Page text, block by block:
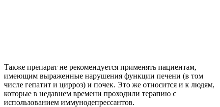
Также препарат не рекомендуется применять пациентам,
имеющим выраженные нарушения функции печени (в том
числе гепатит и цирроз) и почек. Это же относится и к людям,
которые в недавнем времени проходили терапию с
использованием иммунодепрессантов.